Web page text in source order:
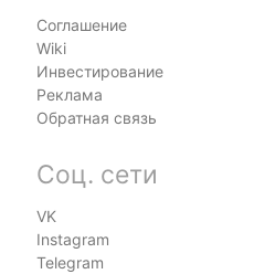
Соглашение
Wiki
Инвестирование
Реклама
Обратная связь
Соц. сети
VK
Instagram
Telegram